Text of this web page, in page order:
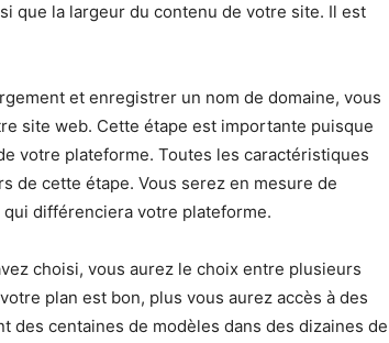
que la largeur du contenu de votre site. Il est
et enregistrer un nom de domaine, vous
site web. Cette étape est importante puisque
votre plateforme. Toutes les caractéristiques
de cette étape. Vous serez en mesure de
qui différenciera votre plateforme.
choisi, vous aurez le choix entre plusieurs
plan est bon, plus vous aurez accès à des
centaines de modèles dans des dizaines de